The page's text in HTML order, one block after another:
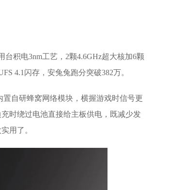
积电3nm工艺，2颗4.6GHz超大核加6颗
4.1闪存，安兔兔跑分突破382万。
自研蜂窝网络模块，横握游戏时信号更
时绕过电池直接给主板供电，既减少发
用了。